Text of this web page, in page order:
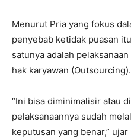
Menurut Pria yang fokus
penyebab ketidak puasan
satunya adalah
hak karyawan (Outsourcing).
“Ini bisa diminimalisir atau
pelaksanaannya sudah
keputusan yang benar,” ujar